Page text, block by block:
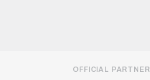
OFFICIAL PARTNER